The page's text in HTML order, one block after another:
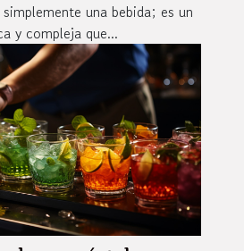
una bebida; es un
y compleja que...